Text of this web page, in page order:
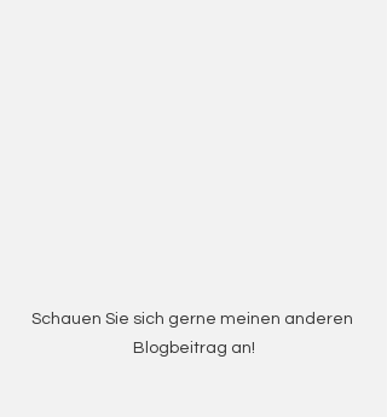
Schauen Sie sich gerne meinen anderen
Blogbeitrag an!